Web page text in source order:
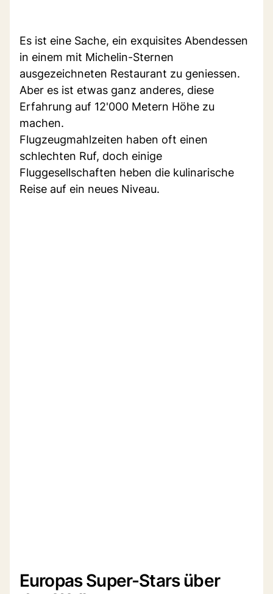
Es ist eine Sache, ein exquisites Abendessen
in einem mit Michelin-Sternen
ausgezeichneten Restaurant zu geniessen.
Aber es ist etwas ganz anderes, diese
Erfahrung auf 12'000 Metern Höhe zu
machen.
Flugzeugmahlzeiten haben oft einen
schlechten Ruf, doch einige
Fluggesellschaften heben die kulinarische
Reise auf ein neues Niveau.
Europas Super-Stars über